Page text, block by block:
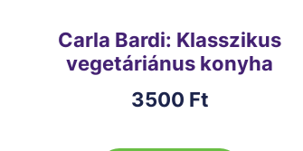
Carla Bardi: Klasszikus
vegetáriánus konyha
3500 Ft